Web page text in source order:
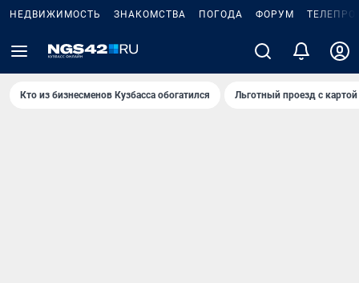
НЕДВИЖИМОСТЬ ЗНАКОМСТВА ПОГОДА ФОРУМ
Кто из бизнесменов Кузбасса обогатился Льготный проезд с